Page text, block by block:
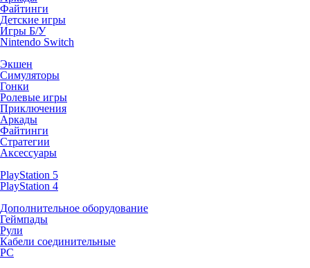
Файтинги
Детские игры
Игры Б/У
Nintendo Switch
Экшен
Симуляторы
Гонки
Ролевые игры
Приключения
Аркады
Файтинги
Стратегии
Аксессуары
PlayStation 5
PlayStation 4
Дополнительное оборудование
Геймпады
Рули
Кабели соединительные
PC